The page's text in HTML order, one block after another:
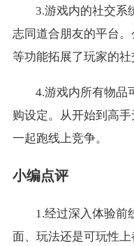
3.游戏内的社交系
志同道合朋友的平台
等功能拓展了玩家的社
4.游戏内所有物品
购设定。从开始到高
一起跑线上竞争。
小编点评
1.经过深入体验前
面、玩法还是可玩性